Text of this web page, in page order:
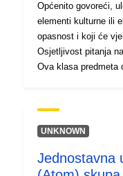
Općenito govoreći,
elementi kulturne ili
opasnost i koji će
Osjetljivost pitanja
Ova klasa predmeta
osjetljivosti na
se može razmotriti
poznavanje pokrova
a, u ili u blizini
UNKNOWN
Jednostavna